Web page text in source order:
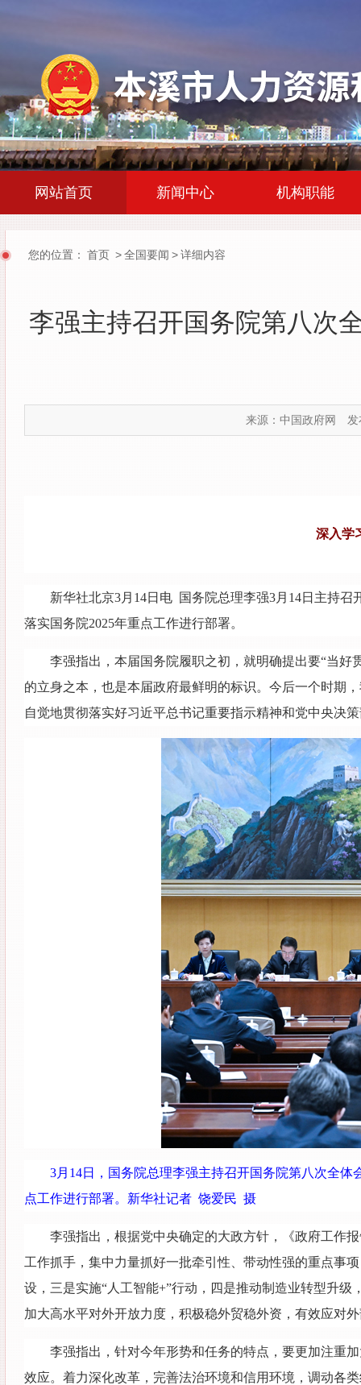
网站首页 新闻中心 机构职能
您的位置： 首页 >全国要闻 >详细内容
李强主持召开国务院第八次
来源：中国政府网
深入学
新华社北京3月14日电 国务院总理李强3月14日主持
落实国务院2025年重点工作进行部署。
李强指出，本届国务院履职之初，就明确提出要“当
的立身之本，也是本届政府最鲜明的标识。今后一个时期
自觉地贯彻落实好习近平总书记重要指示精神和党中央决
3月14日，国务院总理李强主持召开国务院第八次全
点工作进行部署。新华社记者 饶爱民 摄
李强指出，根据党中央确定的大政方针，《政府工作
工作抓手，集中力量抓好一批牵引性、带动性强的重点事
设，三是实施“人工智能+”行动，四是推动制造业转型升
加大高水平对外开放力度，积极稳外贸稳外资，有效应对
李强指出，针对今年形势和任务的特点，要更加注重
效应。着力深化改革，完善法治环境和信用环境，调动各